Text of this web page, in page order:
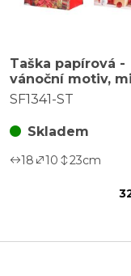
Taška papírová -
vánoční motiv,
druhů, cena za 1
SF1341-ST
Skladem
18 10 23cm